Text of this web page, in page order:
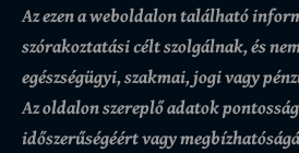
Az ezen a weboldalon található
szórakoztatási célt szolgálnak, és
egészségügyi, szakmai, jogi vagy
Az oldalon szereplő adatok
időszerűségéért vagy